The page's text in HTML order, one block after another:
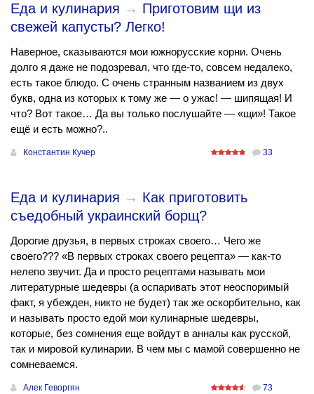
Еда и кулинария → Приготовим щи из
свежей капусты? Легко!
Наверное, сказываются мои южнорусские корни. Очень
долго я даже не подозревал, что где-то, совсем недалеко,
есть такое блюдо. С очень странным названием из двух
букв, одна из которых к тому же — о ужас! — шипящая! И
что? Вот такое… Да вы только послушайте — «щи»! Такое
ещё и есть можно?..
Константин Кучер 33
Еда и кулинария → Как приготовить
съедобный украинский борщ?
Дорогие друзья, в первых строках своего… Чего же
своего??? «В первых строках своего рецепта» — как-то
нелепо звучит. Да и просто рецептами называть мои
литературные шедевры (а оспаривать этот неоспоримый
факт, я убежден, никто не будет) так же оскорбительно, как
и называть просто едой мои кулинарные шедевры,
которые, без сомнения еще войдут в анналы как русской,
так и мировой кулинарии. В чем мы с мамой совершенно не
сомневаемся.
Алек Геворгян 73